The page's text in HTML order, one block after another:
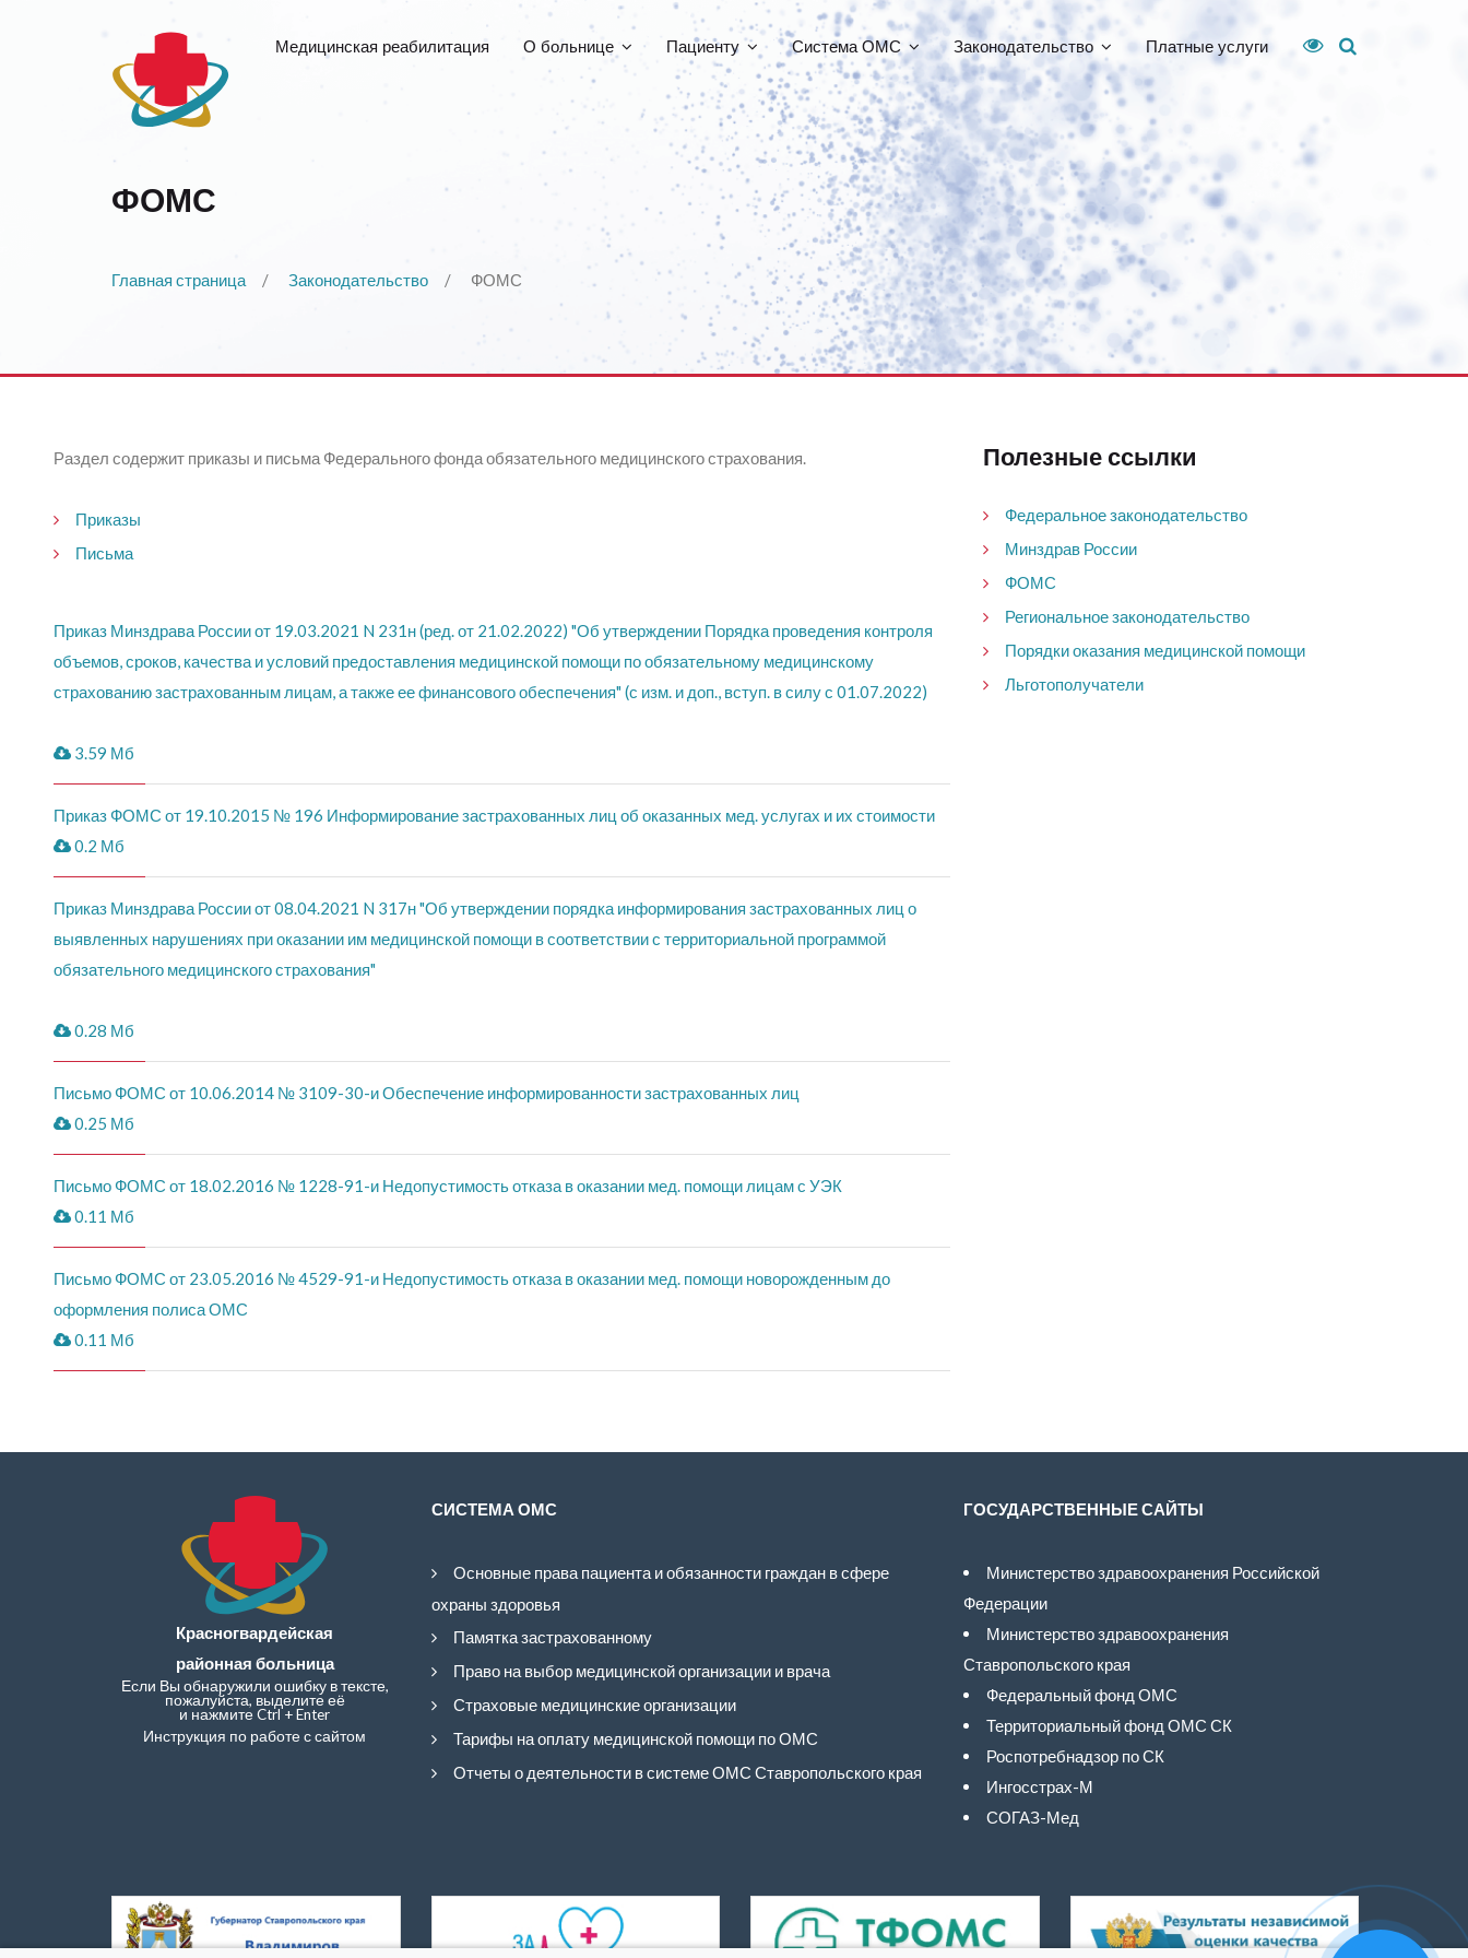
Медицинская реабилитация О больнице Пациенту Система ОМС Законодательство Платные услуги
ФОМС
Главная страница Законодательство ФОМС
Раздел содержит приказы и письма Федерального фонда обязательного медицинского страхования.
Приказы
Письма
Приказ Минздрава России от 19.03.2021 N 231н (ред. от 21.02.2022) "Об утверждении Порядка проведения контроля
объемов, сроков, качества и условий предоставления медицинской помощи по обязательному медицинскому
страхованию застрахованным лицам, а также ее финансового обеспечения" (с изм. и доп., вступ. в силу с 01.07.2022)
3.59 Мб
Приказ ФОМС от 19.10.2015 № 196 Информирование застрахованных лиц об оказанных мед. услугах и их стоимости
0.2 Мб
Приказ Минздрава России от 08.04.2021 N 317н "Об утверждении порядка информирования застрахованных лиц о
выявленных нарушениях при оказании им медицинской помощи в соответствии с территориальной программой
обязательного медицинского страхования"
0.28 Мб
Письмо ФОМС от 10.06.2014 № 3109-30-и Обеспечение информированности застрахованных лиц
0.25 Мб
Письмо ФОМС от 18.02.2016 № 1228-91-и Недопустимость отказа в оказании мед. помощи лицам с УЭК
0.11 Мб
Письмо ФОМС от 23.05.2016 № 4529-91-и Недопустимость отказа в оказании мед. помощи новорожденным до
оформления полиса ОМС
0.11 Мб
Полезные ссылки
Федеральное законодательство
Минздрав России
ФОМС
Региональное законодательство
Порядки оказания медицинской помощи
Льготополучатели
Красногвардейская
районная больница
Если Вы обнаружили ошибку в тексте,
пожалуйста, выделите её
и нажмите Ctrl + Enter
Инструкция по работе с сайтом
СИСТЕМА ОМС
Основные права пациента и обязанности граждан в сфере
охраны здоровья
Памятка застрахованному
Право на выбор медицинской организации и врача
Страховые медицинские организации
Тарифы на оплату медицинской помощи по ОМС
Отчеты о деятельности в системе ОМС Ставропольского края
ГОСУДАРСТВЕННЫЕ САЙТЫ
Министерство здравоохранения Российской
Федерации
Министерство здравоохранения
Ставропольского края
Федеральный фонд ОМС
Территориальный фонд ОМС СК
Роспотребнадзор по СК
Ингосстрах-М
СОГАЗ-Мед